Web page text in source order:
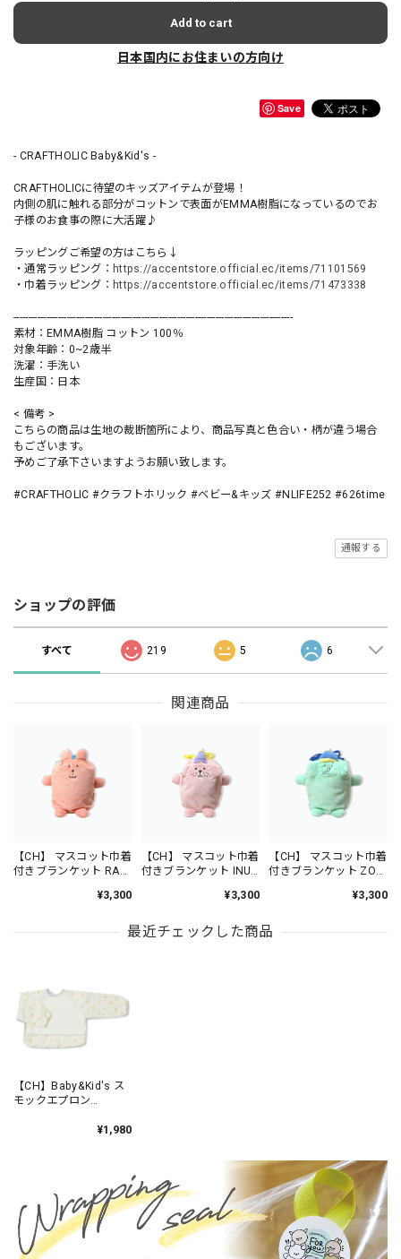
Add to cart
日本国内にお住まいの方向け
Save
- CRAFTHOLIC Baby&Kid's -
CRAFTHOLICに待望のキッズアイテムが登場！
内側の肌に触れる部分がコットンで表面がEMMA樹脂になっているのでお
子様のお食事の際に大活躍♪
ラッピングご希望の方はこちら↓
・通常ラッピング： https://accentstore.official.ec/items/71101569
・巾着ラッピング： https://accentstore.official.ec/items/71473338
----------------------------------------------------------------------------------------------
素材：EMMA樹脂 コットン 100％
対象年齢：0~2歳半
洗濯：手洗い
生産国：日本
< 備考 >
こちらの商品は生地の裁断箇所により、商品写真と色合い・柄が違う場合
もございます。
予めご了承下さいますようお願い致します。
#CRAFTHOLIC #クラフトホリック #ベビー&キッズ #NLIFE252 #626time
通報する
ショップの評価
すべて 219 5 6
関連商品
【CH】 マスコット巾着
付きブランケット RAB
¥3,300
【CH】 マスコット巾着
付きブランケット INU-
¥3,300
【CH】 マスコット巾着
付きブランケット ZOO
¥3,300
最近チェックした商品
【CH】Baby&Kid's ス
モックエプロン
¥1,980